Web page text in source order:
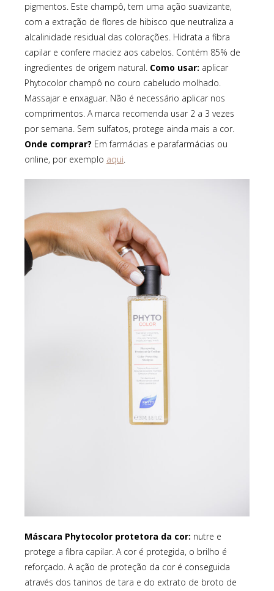
pigmentos. Este champô, tem uma ação suavizante,
com a extração de flores de hibisco que neutraliza a
alcalinidade residual das colorações. Hidrata a fibra
capilar e confere maciez aos cabelos. Contém 85% de
ingredientes de origem natural. Como usar: aplicar
Phytocolor champô no couro cabeludo molhado.
Massajar e enxaguar. Não é necessário aplicar nos
comprimentos. A marca recomenda usar 2 a 3 vezes
por semana. Sem sulfatos, protege ainda mais a cor.
Onde comprar? Em farmácias e parafarmácias ou
online, por exemplo aqui.
Máscara Phytocolor protetora da cor: nutre e
protege a fibra capilar. A cor é protegida, o brilho é
reforçado. A ação de proteção da cor é conseguida
através dos taninos de tara e do extrato de broto de